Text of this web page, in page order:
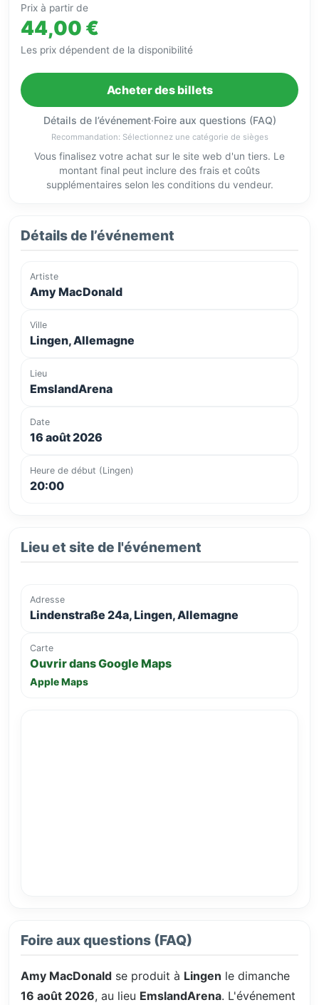
Prix à partir de
44,00 €
Les prix dépendent de la disponibilité
Acheter des billets
Détails de l’événement·Foire aux questions (FAQ)
Recommandation: Sélectionnez une catégorie de sièges
Vous finalisez votre achat sur le site web d'un tiers. Le
montant final peut inclure des frais et coûts
supplémentaires selon les conditions du vendeur.
Détails de l’événement
Artiste
Amy MacDonald
Ville
Lingen, Allemagne
Lieu
EmslandArena
Date
16 août 2026
Heure de début (Lingen)
20:00
Lieu et site de l'événement
Adresse
Lindenstraße 24a, Lingen, Allemagne
Carte
Ouvrir dans Google Maps
Apple Maps
Foire aux questions (FAQ)
Amy MacDonald se produit à Lingen le dimanche
16 août 2026, au lieu EmslandArena. L'événement